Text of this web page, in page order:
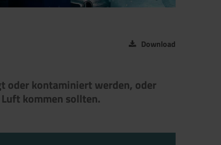
Download
oder kontaminiert werden, oder
kommen sollten.